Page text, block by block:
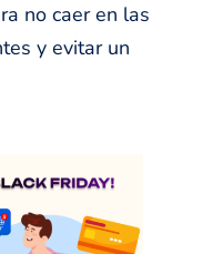
no caer en las
y evitar un